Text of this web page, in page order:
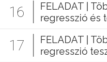
16
FELADAT |
regresszió és
17
FELADAT |
regresszió